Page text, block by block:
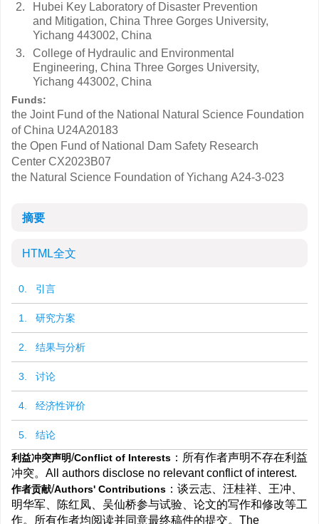
2.
Hubei Key Laboratory of Disaster Prevention
and Mitigation, China Three Gorges University,
Yichang 443002, China
3.
College of Hydraulic and Environmental
Engineering, China Three Gorges University,
Yichang 443002, China
Funds:
the Joint Fund of the National Natural Science Foundation
of China U24A20183
the Open Fund of National Dam Safety Research
Center CX2023B07
the Natural Science Foundation of Yichang A24-3-023
摘要
HTML全文
0. 引言
1. 研究方案
2. 结果与分析
3. 讨论
4. 经济性评价
5. 结论
利益冲突声明/Conflict of Interests ：所有作者声明不存在利益
冲突。All authors disclose no relevant conflict of interest.
作者贡献/Authors' Contributions ：谈云志、汪桂祥、王冲、
明华军、陈红凤、吴仙桥参与试验、论文的写作和修改等工
作。所有作者均阅读并同意最终稿件的提交。The